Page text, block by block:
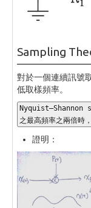
Sampling
對於一個連續訊號
低取樣頻率。
Nyquist–Shannon
之最高頻率之兩倍時
證明：